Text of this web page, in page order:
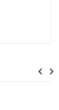
Next